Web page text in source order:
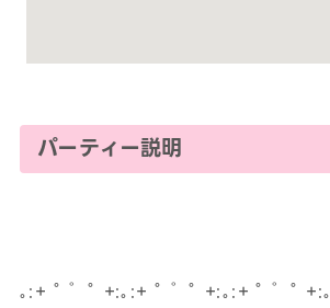
パーティー説明
｡:+ ﾟ ゜ﾟ +:｡:+ ﾟ ゜ﾟ +:｡:+ ﾟ ゜ﾟ +:｡